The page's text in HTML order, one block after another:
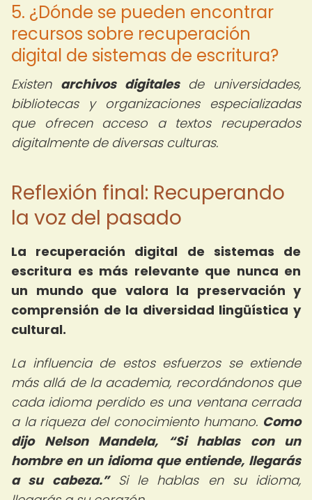
5. ¿Dónde se pueden encontrar
recursos sobre recuperación
digital de sistemas de escritura?
Existen archivos digitalesde universidades,
bibliotecas y organizaciones especializadas
que ofrecen acceso a textos recuperados
digitalmente de diversas culturas.
Reflexión final: Recuperando
la voz del pasado
La recuperación digital de sistemas de
escritura es más relevante que nunca en
un mundo que valora la preservación y
comprensión de la diversidad lingüística y
cultural.
La influencia de estos esfuerzos se extiende
más allá de la academia, recordándonos que
cada idioma perdido es una ventana cerrada
a la riqueza del conocimiento humano. Como
dijo Nelson Mandela,
Si hablas con un
hombre en un idioma que entiende, llegarás
a su cabeza. Si le hablas en su idioma,